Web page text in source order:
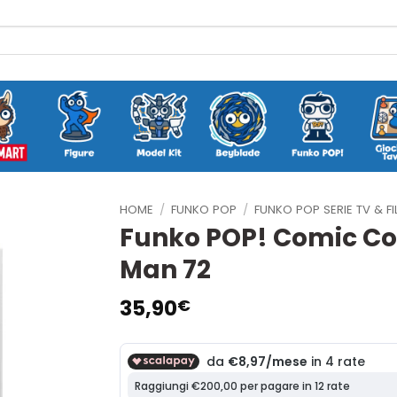
HOME / FUNKO POP / FUNKO POP SERIE TV &
Funko POP! Comic
Man 72
35,90€